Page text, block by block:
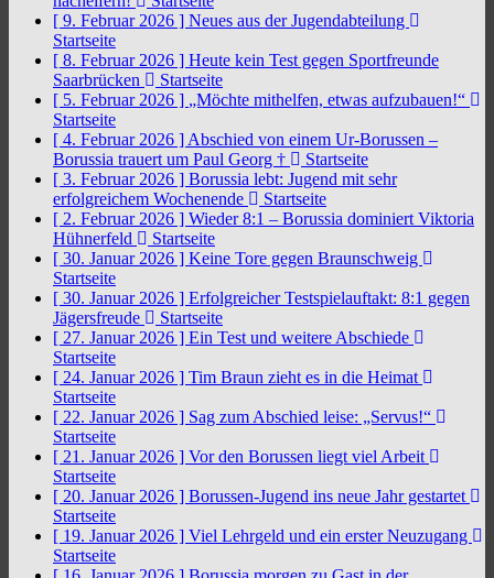
[ 9. Februar 2026 ] Neues aus der Jugendabteilung
Startseite
[ 8. Februar 2026 ] Heute kein Test gegen Sportfreunde
Saarbrücken
Startseite
[ 5. Februar 2026 ] „Möchte mithelfen, etwas aufzubauen!“
Startseite
[ 4. Februar 2026 ] Abschied von einem Ur-Borussen –
Borussia trauert um Paul Georg †
Startseite
[ 3. Februar 2026 ] Borussia lebt: Jugend mit sehr
erfolgreichem Wochenende
Startseite
[ 2. Februar 2026 ] Wieder 8:1 – Borussia dominiert Viktoria
Hühnerfeld
Startseite
[ 30. Januar 2026 ] Keine Tore gegen Braunschweig
Startseite
[ 30. Januar 2026 ] Erfolgreicher Testspielauftakt: 8:1 gegen
Jägersfreude
Startseite
[ 27. Januar 2026 ] Ein Test und weitere Abschiede
Startseite
[ 24. Januar 2026 ] Tim Braun zieht es in die Heimat
Startseite
[ 22. Januar 2026 ] Sag zum Abschied leise: „Servus!“
Startseite
[ 21. Januar 2026 ] Vor den Borussen liegt viel Arbeit
Startseite
[ 20. Januar 2026 ] Borussen-Jugend ins neue Jahr gestartet
Startseite
[ 19. Januar 2026 ] Viel Lehrgeld und ein erster Neuzugang
Startseite